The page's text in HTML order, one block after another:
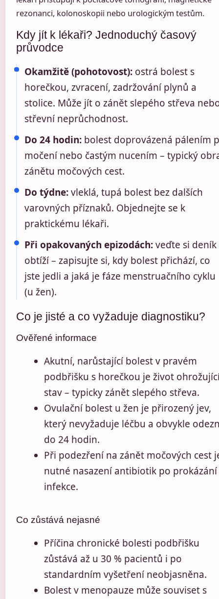
rezonanci, kolonoskopii nebo urologickým testům.
Kdy jít k lékaři? Jednoduchý časový
průvodce
Okamžitě (pohotovost): ostrá bolest s
horečkou, zvracení, zadržování plynů a
stolice. Může jít o zánět slepého střeva
střevní neprůchodnost.
Do 24 hodin: bolest doprovázená pálením
močení nebo častým nucením – typický
zánětu močových cest.
Do týdne:vleklá, tupá bolest bez dalších
varovných příznaků. Objednejte se k
praktickému lékaři.
Při opakovaných epizodách:veďte si deník
obtíží – zapisujte si, kdy bolest přichází, co
jste jedli a jaká je fáze menstruačního cyklu
(u žen).
Co je jisté a co vyžaduje diagnostiku?
Ověřené informace
Akutní, narůstající bolest v pravém
podbřišku s horečkou je život
stav – typicky zánět slepého střeva.
Ovulační bolest u žen je přirozený jev,
který nevyžaduje léčbu a obvykle
do 24 hodin.
Při podezření na zánět močových cest
nutné nasazení antibiotik po prokázání
infekce.
Co zůstává nejasné
Příčina chronické bolesti podbřišku
zůstává až u 30 % pacientů i po
standardním vyšetření neobjasněna.
Bolest v menopauze může souviset s